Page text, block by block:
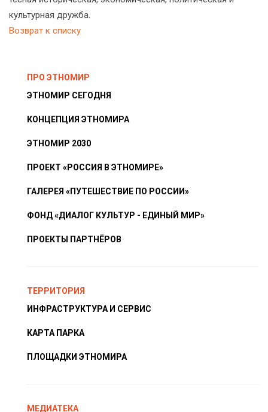
культурная дружба.
Возврат к списку
ПРО ЭТНОМИР
ЭТНОМИР СЕГОДНЯ
КОНЦЕПЦИЯ ЭТНОМИРА
ЭТНОМИР 2030
ПРОЕКТ «РОССИЯ В ЭТНОМИРЕ»
ГАЛЕРЕЯ «ПУТЕШЕСТВИЕ ПО РОССИИ»
ФОНД «ДИАЛОГ КУЛЬТУР - ЕДИНЫЙ МИР»
ПРОЕКТЫ ПАРТНЁРОВ
ТЕРРИТОРИЯ
ИНФРАСТРУКТУРА И СЕРВИС
КАРТА ПАРКА
ПЛОЩАДКИ ЭТНОМИРА
МЕДИАТЕКА